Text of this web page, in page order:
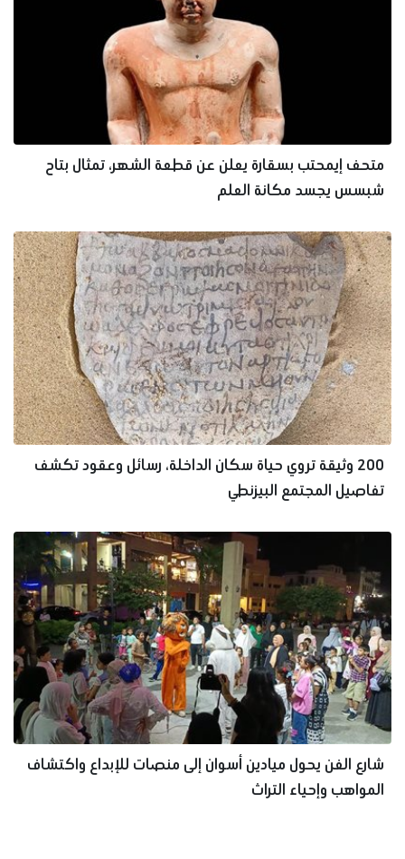
متحف إيمحتب بسقارة يعلن عن قطعة الشهر، تمثال بتاح
شبسس يجسد مكانة العلم
200 وثيقة تروي حياة سكان الداخلة، رسائل وعقود تكشف
تفاصيل المجتمع البيزنطي
شارع الفن يحول ميادين أسوان إلى منصات للإبداع واكتشاف
المواهب وإحياء التراث